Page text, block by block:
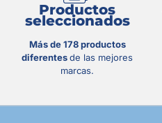
Productos
seleccionados
Más de 178 productos
diferentesde las mejores
marcas.